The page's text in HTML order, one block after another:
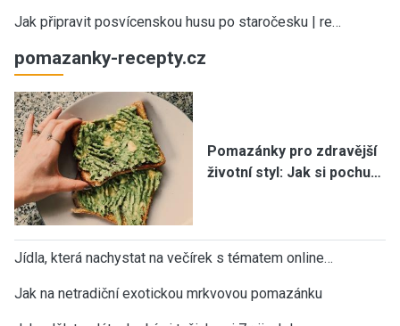
Jak připravit posvícenskou husu po staročesku | re…
pomazanky-recepty.cz
Pomazánky pro zdravější
životní styl: Jak si pochu…
Jídla, která nachystat na večírek s tématem online…
Jak na netradiční exotickou mrkvovou pomazánku